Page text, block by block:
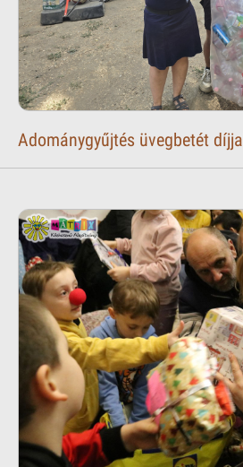
Adománygyűjtés üvegbetét díjjal